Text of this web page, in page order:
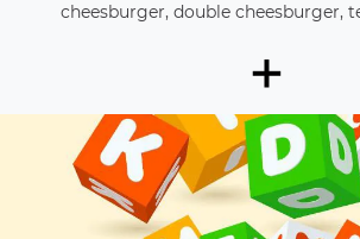
cheesburger, double cheesburger,
+